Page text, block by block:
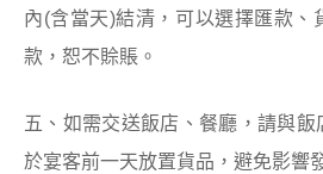
內(含當天)結清，可以選擇匯款、
款，恕不賒賬。
五、如需交送飯店、餐廳，請與
於宴客前一天放置貨品，避免影響